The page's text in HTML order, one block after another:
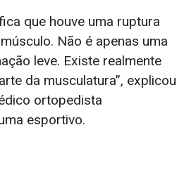
que houve uma ruptura
Não é apenas uma
leve. Existe realmente
da musculatura”, explicou
ortopedista
esportivo.